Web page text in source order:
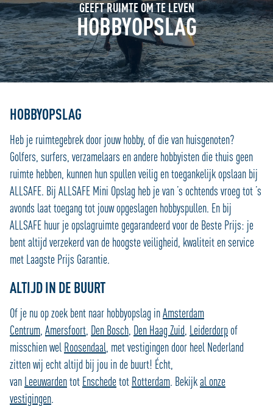
GEEFT RUIMTE OM TE LEVEN
HOBBYOPSLAG
HOBBYOPSLAG
Heb je ruimtegebrek door jouw hobby, of die van huisgenoten?
Golfers, surfers, verzamelaars en andere hobbyisten die thuis geen
ruimte hebben, kunnen hun spullen veilig en toegankelijk opslaan bij
ALLSAFE. Bij ALLSAFE Mini Opslag heb je van ’s ochtends vroeg tot ’s
avonds laat toegang tot jouw opgeslagen hobbyspullen. En bij
ALLSAFE huur je opslagruimte gegarandeerd voor de Beste Prijs: je
bent altijd verzekerd van de hoogste veiligheid, kwaliteit en service
met Laagste Prijs Garantie.
ALTIJD IN DE BUURT
Of je nu op zoek bent naar hobbyopslag inAmsterdam
Centrum, Amersfoort, Den Bosch, Den Haag Zuid, Leiderdorpof
misschien wel Roosendaal, met vestigingen door heel Nederland
zitten wij echt altijd bij jou in de buurt! Écht,
van Leeuwardentot Enschedetot Rotterdam. Bekijkal onze
vestigingen.